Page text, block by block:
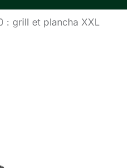
: grill et plancha XXL